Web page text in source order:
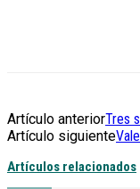
Artículo anteriorTres
Artículo siguiente
Artículos relacionados